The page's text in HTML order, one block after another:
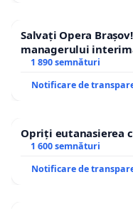
Salvați Opera
managerului
1 890 semnături
Notificare de
Opriți eutanasierea
1 600 semnături
Notificare de